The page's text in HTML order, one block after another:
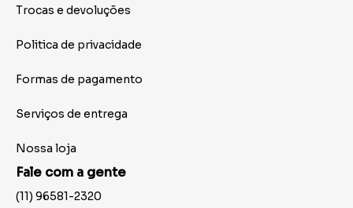
Trocas e devoluções
Politica de privacidade
Formas de pagamento
Serviços de entrega
Nossa loja
Fale com a gente
(11) 96581-2320